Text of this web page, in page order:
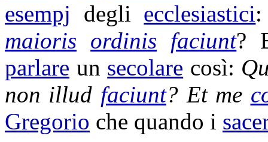
esempj degli ecclesiastici
maioris ordinis faciunt?
parlare un secolare così:
non illud faciunt? Et me
Gregorio che quando i